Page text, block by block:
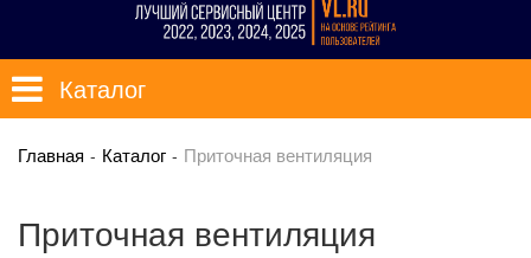
Каталог
Главная Каталог Приточная вентиляция
Приточная вентиляция